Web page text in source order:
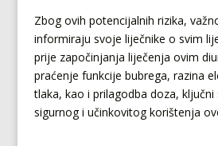
Zbog ovih potencijalnih rizika,
informiraju svoje liječnike o svim
prije započinjanja liječenja ovim
praćenje funkcije bubrega, razina
tlaka, kao i prilagodba doza, ključni
sigurnog i učinkovitog korištenja